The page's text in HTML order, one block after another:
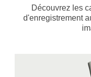
Découvrez les
d'enregistrement